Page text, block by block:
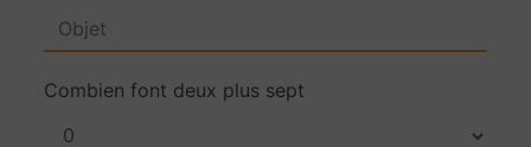
Combien font deux plus sept